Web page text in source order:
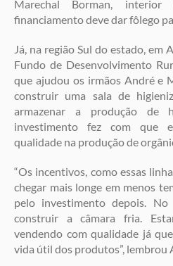
Marechal Borman,
financiamento deve dar fôlego
Já, na região Sul do estado, em
Fundo de Desenvolvimento
que ajudou os irmãos André e
construir uma sala de
armazenar a produção de
investimento fez com que
qualidade na produção de
“Os incentivos, como essas
chegar mais longe em menos
pelo investimento depois. No
construir a câmara fria.
vendendo com qualidade já
vida útil dos produtos”, lembrou